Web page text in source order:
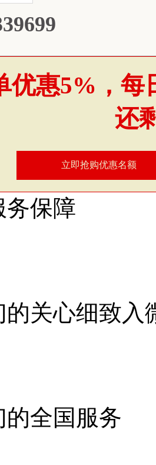
优惠5%，
还
立即抢购优惠名额
务保障
关心细致入
全国服务